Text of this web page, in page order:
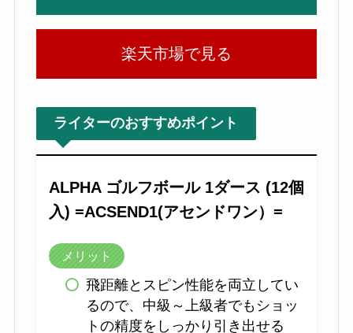
楽天市場で見る
ライターのおすすめポイント
ALPHA ゴルフボール 1ダース (12個
入) =ACSEND1(アセンドワン）=
メリット
飛距離とスピン性能を両立してい
るので、中級～上級者でもショッ
トの精度をしっかり引き出せる